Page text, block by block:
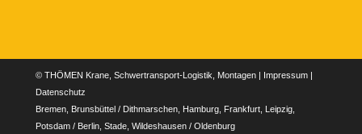
© THÖMEN Krane, Schwertransport-Logistik, Montagen | Impressum|
Datenschutz
Bremen, Brunsbüttel / Dithmarschen, Hamburg, Frankfurt, Leipzig,
Potsdam / Berlin, Stade, Wildeshausen / Oldenburg